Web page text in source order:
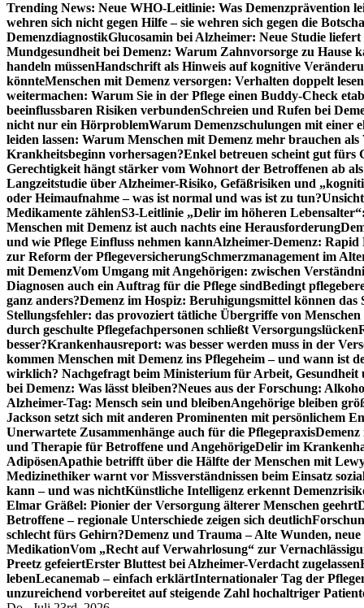
Trending News: Neue WHO-Leitlinie: Was Demenzprävention
wehren sich nicht gegen Hilfe – sie wehren sich gegen die
DemenzdiagnostikGlucosamin bei Alzheimer: Neue Studie
Mundgesundheit bei Demenz: Warum Zahnvorsorge zu Hause
handeln müssenHandschrift als Hinweis auf kognitive
könnteMenschen mit Demenz versorgen: Verhalten doppelt lesen
weitermachen: Warum Sie in der Pflege einen Buddy-Check
beeinflussbaren Risiken verbundenSchreien und Rufen bei
nicht nur ein HörproblemWarum Demenzschulungen mit einer
leiden lassen: Warum Menschen mit Demenz mehr brauchen als
Krankheitsbeginn vorhersagen?Enkel betreuen scheint gut fürs
Gerechtigkeit hängt stärker vom Wohnort der Betroffenen ab
Langzeitstudie über Alzheimer-Risiko, Gefäßrisiken und
oder Heimaufnahme – was ist normal und was ist zu tun?
Medikamente zählenS3-Leitlinie „Delir im höheren
Menschen mit Demenz ist auch nachts eine Herausforderung
und wie Pflege Einfluss nehmen kannAlzheimer-Demenz:
zur Reform der PflegeversicherungSchmerzmanagement im
mit DemenzVom Umgang mit Angehörigen: zwischen
Diagnosen auch ein Auftrag für die Pflege sindBedingt
ganz anders?Demenz im Hospiz: Beruhigungsmittel können das
Stellungsfehler: das provoziert tätliche Übergriffe von Menschen
durch geschulte Pflegefachpersonen schließt Versorgungslücken
besser?Krankenhausreport: was besser werden muss in der
kommen Menschen mit Demenz ins Pflegeheim – und wann ist
wirklich? Nachgefragt beim Ministerium für Arbeit, Gesundheit
bei Demenz: Was lässt bleiben?Neues aus der Forschung:
Alzheimer-Tag: Mensch sein und bleibenAngehörige bleiben
Jackson setzt sich mit anderen Prominenten mit persönlichem
Unerwartete Zusammenhänge auch für die Pflegepraxis
und Therapie für Betroffene und AngehörigeDelir im
AdipösenApathie betrifft über die Hälfte der Menschen mit
Medizinethiker warnt vor Missverständnissen beim Einsatz
kann – und was nichtKünstliche Intelligenz erkennt
Elmar Gräßel: Pionier der Versorgung älterer Menschen geehrt
Betroffene – regionale Unterschiede zeigen sich deutlich
schlecht fürs Gehirn?Demenz und Trauma – Alte Wunden,
MedikationVom „Recht auf Verwahrlosung“ zur
Preetz gefeiertErster Bluttest bei Alzheimer-Verdacht zugelassen
lebenLecanemab – einfach erklärtInternationaler Tag der
unzureichend vorbereitet auf steigende Zahl hochaltriger